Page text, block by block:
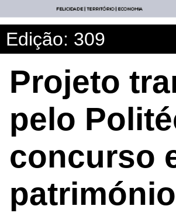
Edição: 309
Projeto
pelo
concurso